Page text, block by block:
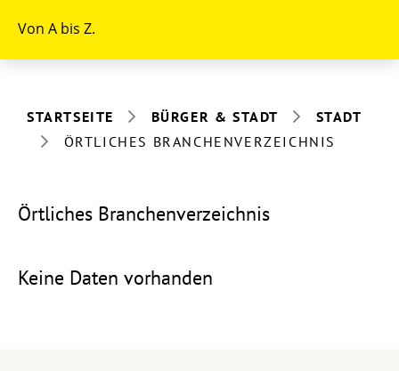
Von A bis Z.
STARTSEITE BÜRGER & STADT
STADT
ÖRTLICHES BRANCHENVERZEICHNIS
Örtliches Branchenverzeichnis
Keine Daten vorhanden